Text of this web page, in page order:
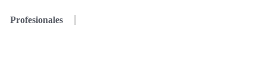
Profesionales